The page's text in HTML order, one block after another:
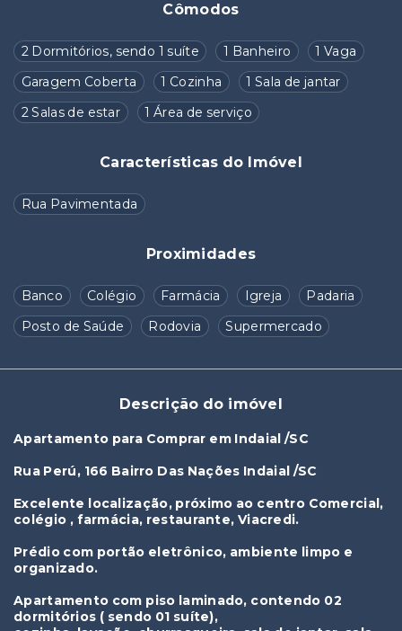
Cômodos
2 Dormitórios, sendo 1 suíte 1 Banheiro
1 Vaga
Garagem Coberta
1 Cozinha
1 Sala de jantar
2 Salas de estar
1 Área de serviço
Características do Imóvel
Rua Pavimentada
Proximidades
Banco Colégio Farmácia Igreja
Padaria
Posto de Saúde
Rodovia Supermercado
Descrição do imóvel
Apartamento para Comprar em Indaial /SC
Rua Perú, 166 Bairro Das Nações Indaial /SC
Excelente localização, próximo ao centro Comercial,
colégio , farmácia, restaurante, Viacredi.
Prédio com portão eletrônico, ambiente limpo e
organizado.
Apartamento com piso laminado, contendo 02
dormitórios ( sendo 01 suíte),